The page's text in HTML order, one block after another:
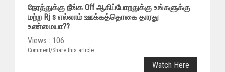
நேரத்துக்கு நீங்க Off ஆகிப்போறதுக்கு உங்களுக்கு
மற்ற Rj s எல்லாம் ஊக்கத்தொகை தாரது
உண்மையா??
Views : 106
Comment/Share this article
Watch Here